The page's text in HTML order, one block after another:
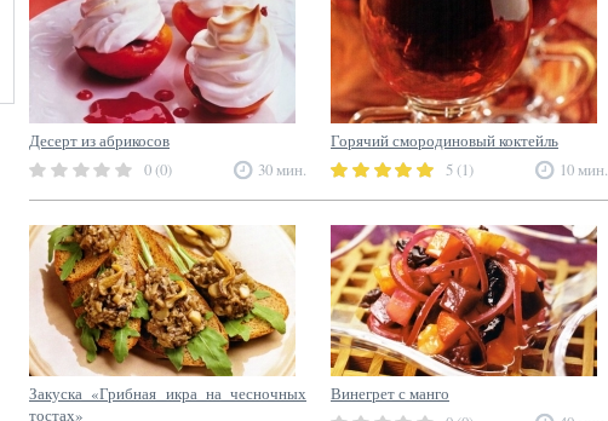
Десерт из абрикосов
0 (0)
30 мин.
Горячий смородиновый коктейль
5 (1)
10 мин.
Закуска «Грибная икра на чесночных
тостах»
Винегрет с манго